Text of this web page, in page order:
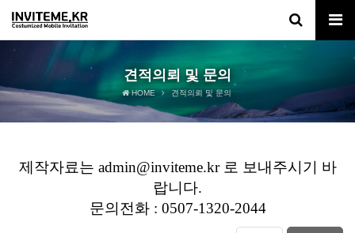
견적의뢰 및 문의
HOME 견적의뢰 및 문의
제작자료는 admin@inviteme.kr 로 보내주시기 바
랍니다.
문의전화 : 0507-1320-2044